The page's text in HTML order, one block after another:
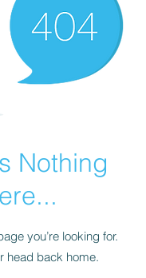
Nothing
you’re looking for.
head back home.